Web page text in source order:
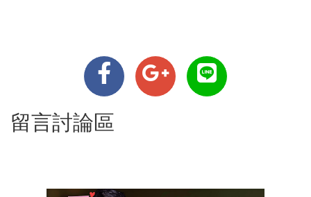
留言討論區